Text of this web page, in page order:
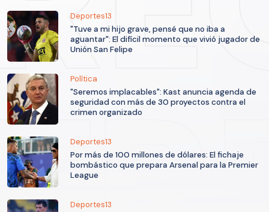
Deportes13
"Tuve a mi hijo grave, pensé que no iba a
aguantar": El difícil momento que vivió jugador de
Unión San Felipe
Política
"Seremos implacables": Kast anuncia agenda de
seguridad con más de 30 proyectos contra el
crimen organizado
Deportes13
Por más de 100 millones de dólares: El fichaje
bombástico que prepara Arsenal para la Premier
League
Deportes13